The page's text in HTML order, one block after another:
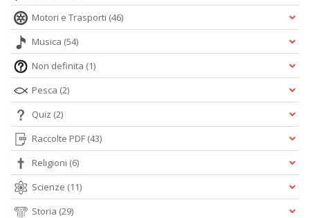
Motori e Trasporti (46)
Musica (54)
Non definita (1)
Pesca (2)
Quiz (2)
Raccolte PDF (43)
Religioni (6)
Scienze (11)
Storia (29)